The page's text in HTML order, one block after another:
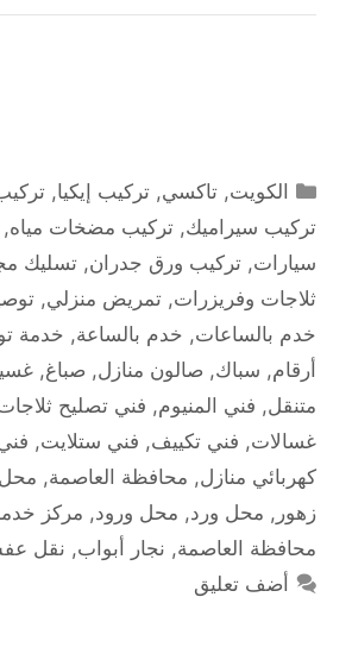
التصنيفات
الكويت,تاكسي,تركيب إيكيا,
تركيب سيراميك, تركيب مضخات مياه,
سيارات, تركيب ورق جدران, تسليك
ثلاجات وفريزرات, تمريض منزلي,
خدم بالساعات, خدم بالساعة, خدمة
أرقام, سباك, صالون منازل, صباغ,
متنقل, فني المنيوم, فني تصليح
غسالات, فني تكييف, فني ستلايت,
كهربائي منازل, محافظة العاصمة, محل
زهور , محل ورد, محل ورود, مركز
محافظة العاصمة, نجار أبواب, نقل
أضف تعليق